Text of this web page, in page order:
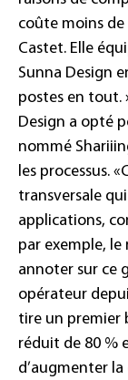
coûte moins de
Castet. Elle
Sunna Design
postes en tout.
Design a opté
nommé
les processus.
transversale
applications,
par exemple,
annoter sur ce
opérateur
tire un premier
réduit de 80 %
d’augmenter